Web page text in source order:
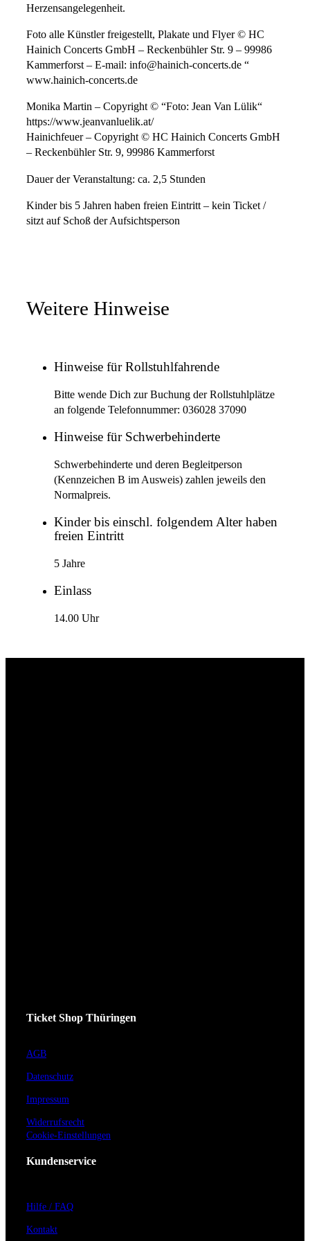
Herzensangelegenheit.
Foto alle Künstler freigestellt, Plakate und Flyer © HC
Hainich Concerts GmbH – Reckenbühler Str. 9 – 99986
Kammerforst – E-mail: info@hainich-concerts.de “
www.hainich-concerts.de
Monika Martin – Copyright © “Foto: Jean Van Lülik“
https://www.jeanvanluelik.at/
Hainichfeuer – Copyright © HC Hainich Concerts GmbH
– Reckenbühler Str. 9, 99986 Kammerforst
Dauer der Veranstaltung: ca. 2,5 Stunden
Kinder bis 5 Jahren haben freien Eintritt – kein Ticket /
sitzt auf Schoß der Aufsichtsperson
Weitere Hinweise
Hinweise für Rollstuhlfahrende
Bitte wende Dich zur Buchung der Rollstuhlplätze
an folgende Telefonnummer: 036028 37090
Hinweise für Schwerbehinderte
Schwerbehinderte und deren Begleitperson
(Kennzeichen B im Ausweis) zahlen jeweils den
Normalpreis.
Kinder bis einschl. folgendem Alter haben
freien Eintritt
5 Jahre
Einlass
14.00 Uhr
Ticket Shop Thüringen
AGB
Datenschutz
Impressum
Widerrufsrecht
Cookie-Einstellungen
Kundenservice
Hilfe / FAQ
Kontakt